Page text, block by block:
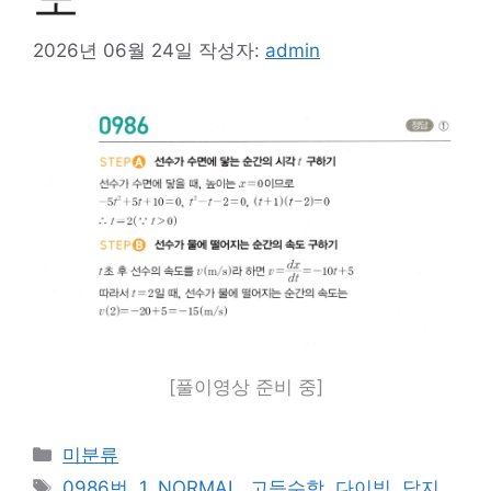
2026년 06월 24일 작성자: admin
[풀이영상 준비 중]
카
테
미분류
태